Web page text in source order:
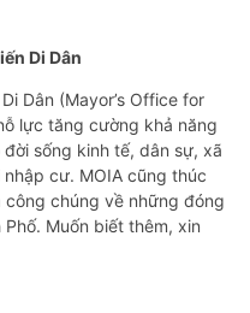
Di Dân
Dân (Mayor’s Office for
lực tăng cường khả năng
sống kinh tế, dân sự, xã
cư. MOIA cũng thúc
chúng về những đóng
Muốn biết thêm, xin